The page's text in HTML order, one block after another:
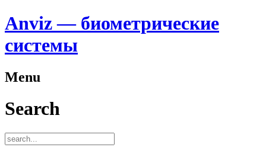
Anviz — биометрические
системы
Menu
Search